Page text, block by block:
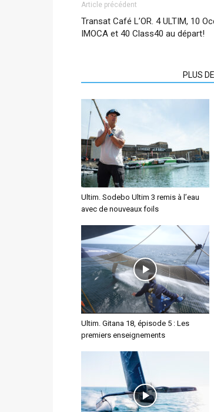
Article précédent
Transat Café L’OR. 4 ULTIM, 10
IMOCA et 40 Class40 au départ!
PLUS
Ultim. Sodebo Ultim 3 remis à l’eau
avec de nouveaux foils
Ultim. Gitana 18, épisode 5 : Les
premiers enseignements